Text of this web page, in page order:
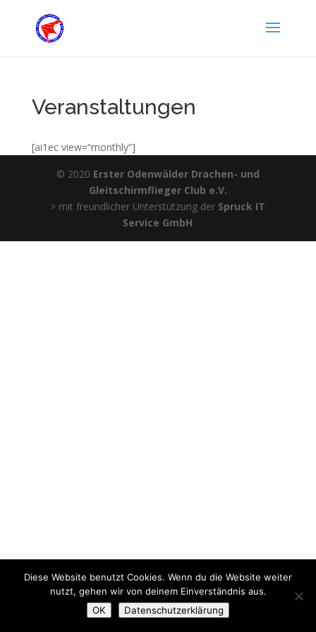
Veranstaltungen
[ai1ec view=“monthly“]
© 2020 Erster Odenwälder Drachen- und
Gleitschirmflieger Club e.V.
> mit freundlicher Unterstützung der Spruck IT
Service GmbH
Diese Website benutzt Cookies. Wenn du die Website weiter
nutzt, gehen wir von deinem Einverständnis aus.
OK
Datenschutzerklärung